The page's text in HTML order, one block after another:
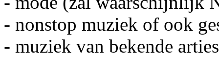
- nonstop muziek of ook
- muziek van bekende